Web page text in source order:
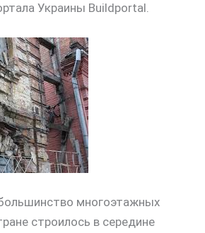
Украины Buildportal.
многоэтажных
строилось в середине